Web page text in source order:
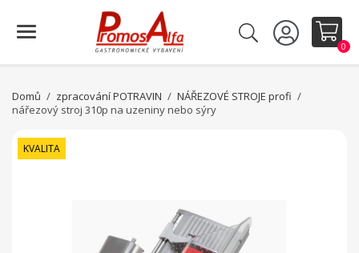
0
Domů zpracování POTRAVIN
NÁŘEZOVÉ STROJE profi
nářezový stroj 310p na uzeniny nebo sýry
KVALITA